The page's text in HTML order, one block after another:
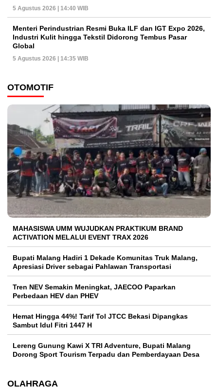
5 Agustus 2026 | 14:40 WIB
Menteri Perindustrian Resmi Buka ILF dan IGT Expo 2026,
Industri Kulit hingga Tekstil Didorong Tembus Pasar
Global
5 Agustus 2026 | 14:35 WIB
OTOMOTIF
MAHASISWA UMM WUJUDKAN PRAKTIKUM BRAND
ACTIVATION MELALUI EVENT TRAX 2026
Bupati Malang Hadiri 1 Dekade Komunitas Truk Malang,
Apresiasi Driver sebagai Pahlawan Transportasi
Tren NEV Semakin Meningkat, JAECOO Paparkan
Perbedaan HEV dan PHEV
Hemat Hingga 44%! Tarif Tol JTCC Bekasi Dipangkas
Sambut Idul Fitri 1447 H
Lereng Gunung Kawi X TRI Adventure, Bupati Malang
Dorong Sport Tourism Terpadu dan Pemberdayaan Desa
OLAHRAGA